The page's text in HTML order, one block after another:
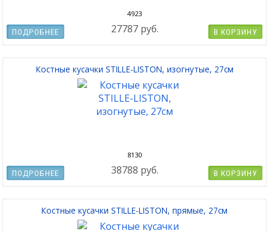
4923
27787 руб. В КОРЗИНУ
ПОДРОБНЕЕ
Костные кусачки STILLE-LISTON, изогнутые, 27см
8130
38788 руб. В КОРЗИНУ
ПОДРОБНЕЕ
Костные кусачки STILLE-LISTON, прямые, 27см